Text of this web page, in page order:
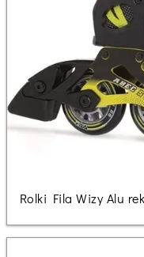
Rolki Fila Wizy Alu